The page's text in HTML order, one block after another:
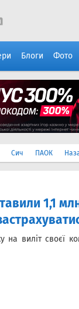
Блоги Фото
Сич ПАОК
1,1
на виліт своєї